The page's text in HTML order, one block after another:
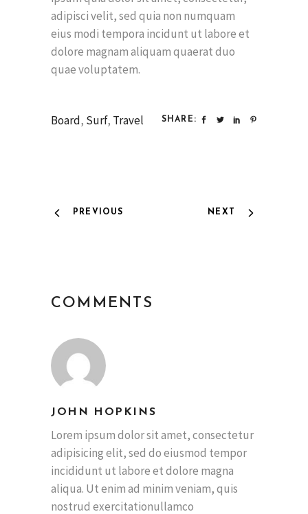
adipisci velit, sed quia non numquam
eius modi tempora incidunt ut labore et
dolore magnam aliquam quaerat duo
quae voluptatem.
Board, Surf, Travel SHARE:
PREVIOUS NEXT
COMMENTS
JOHN HOPKINS
Lorem ipsum dolor sit amet, consectetur
adipisicing elit, sed do eiusmod tempor
incididunt ut labore et dolore magna
aliqua. Ut enim ad minim veniam, quis
nostrud exercitationullamco